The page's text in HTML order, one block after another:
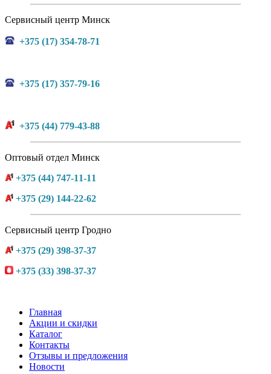
Сервисный центр Минск
+375 (17) 354-78-71
+375 (17) 357-79-16
+375 (44) 779-43-88
Оптовый отдел Минск
+375 (44) 747-11-11
+375 (29) 144-22-62
Сервисный центр Гродно
+375 (29) 398-37-37
+375 (33) 398-37-37
Главная
Акции и скидки
Каталог
Контакты
Отзывы и предложения
Новости